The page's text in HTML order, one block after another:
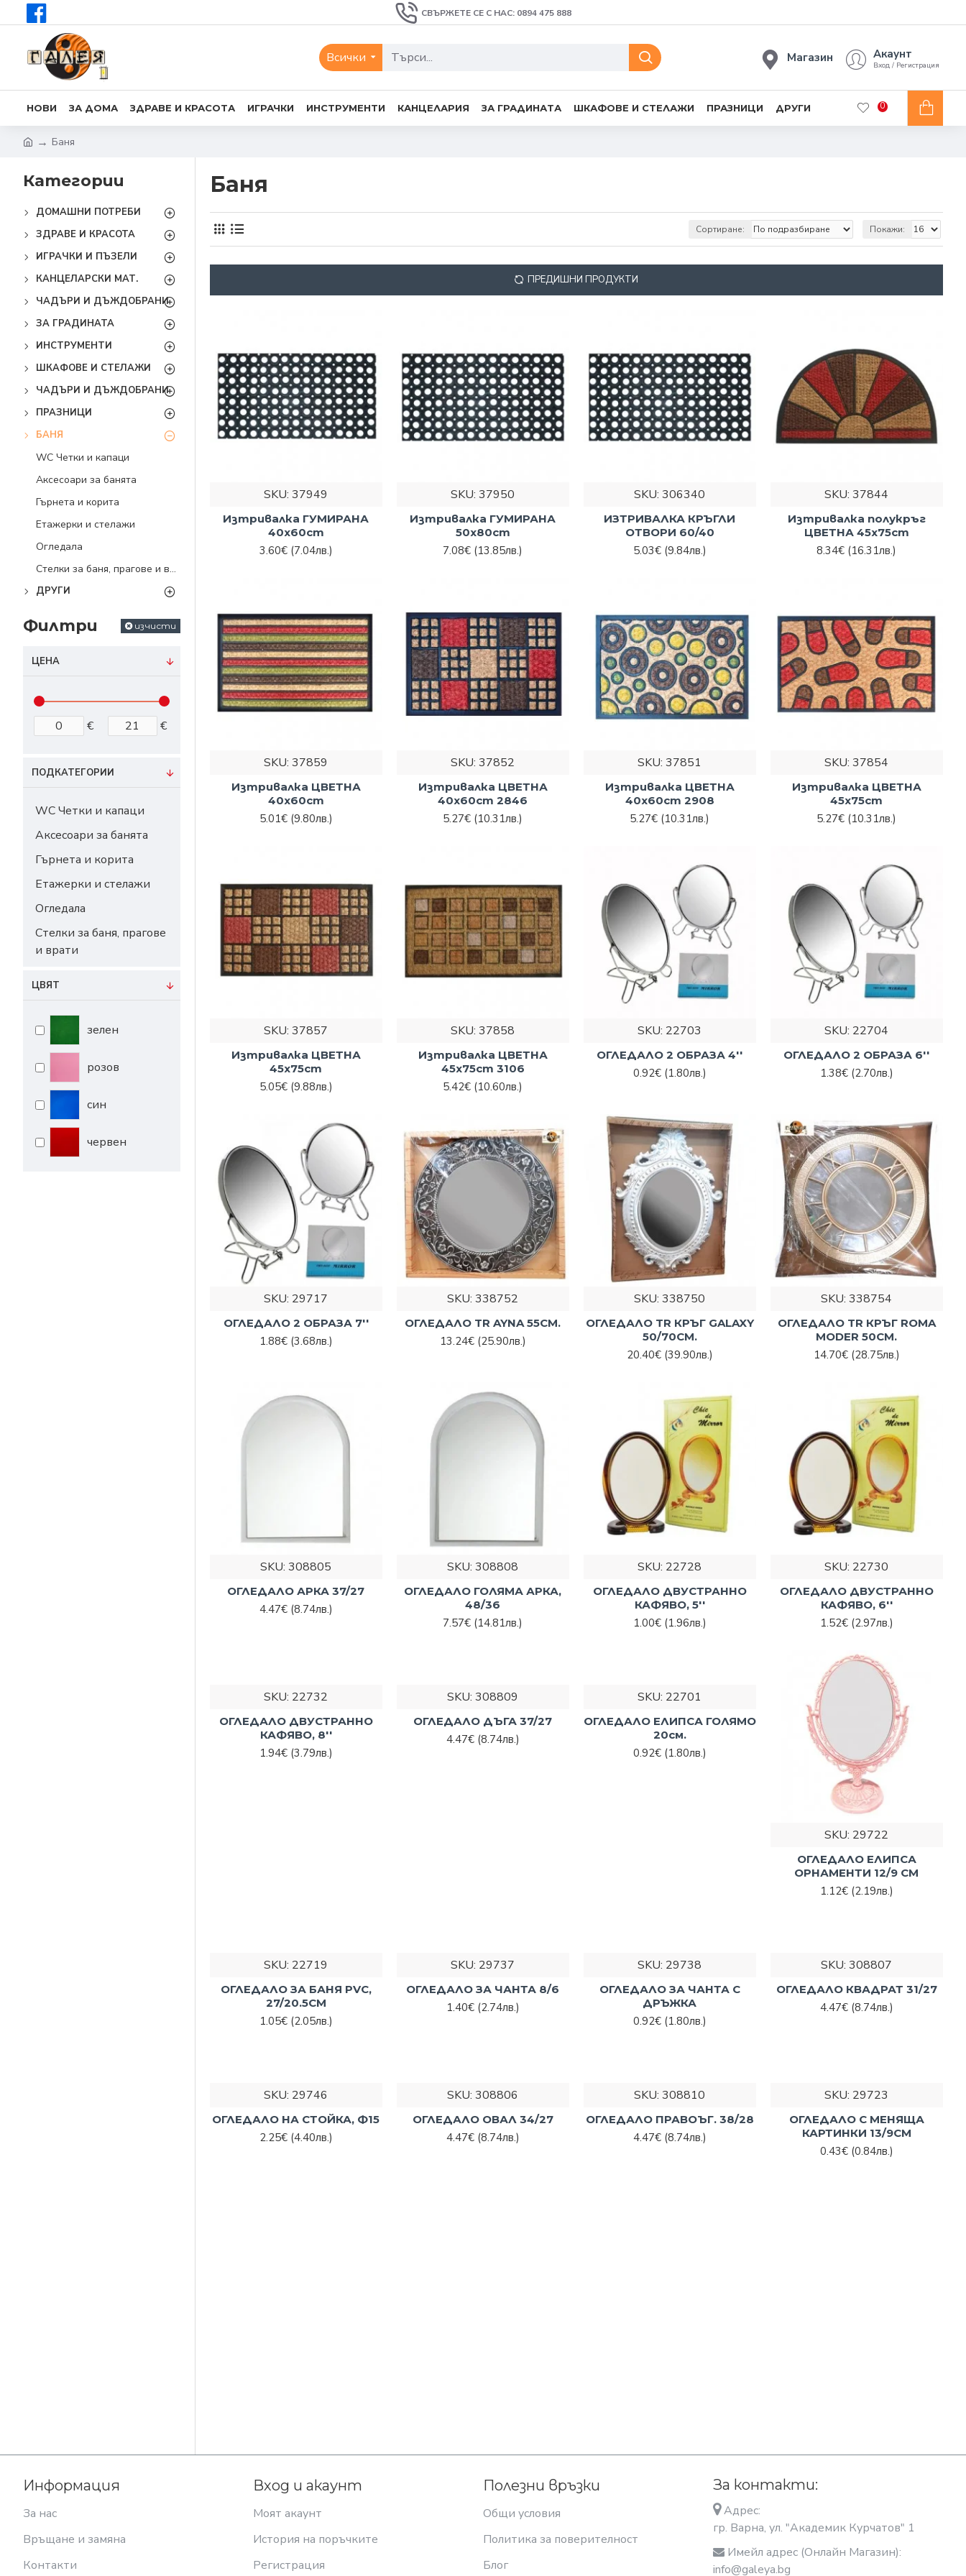
СВЪРЖЕТЕ СЕ С НАС: 0894 475 888
Всички Магазин Акаунт
Вход / Регистрация
НОВИ ЗА ДОМА ЗДРАВЕ И КРАСОТА ИГРАЧКИ ИНСТРУМЕНТИ КАНЦЕЛАРИЯ ЗА ГРАДИНАТА ШКАФОВЕ И СТЕЛАЖИ ПРАЗНИЦИ ДРУГИ 0
Баня
Категории
ДОМАШНИ ПОТРЕБИ
ЗДРАВЕ И КРАСОТА
ИГРАЧКИ И ПЪЗЕЛИ
КАНЦЕЛАРСКИ МАТ.
ЧАДЪРИ И ДЪЖДОБРАНИ
ЗА ГРАДИНАТА
ИНСТРУМЕНТИ
ШКАФОВЕ И СТЕЛАЖИ
ЧАДЪРИ И ДЪЖДОБРАНИ
ПРАЗНИЦИ
БАНЯ
WC Четки и капаци
Аксесоари за банята
Гърнета и корита
Етажерки и стелажи
Огледала
Стелки за баня, прагове и врати
ДРУГИ
Филтри изчисти
ЦЕНА
€ €
ПОДКАТЕГОРИИ
WC Четки и капаци
Аксесоари за банята
Гърнета и корита
Етажерки и стелажи
Огледала
Стелки за баня, прагове
и врати
ЦВЯТ
зелен
розов
син
червен
Баня
Сортиране: Покажи:
ПРЕДИШНИ ПРОДУКТИ
SKU: 37949
Изтривалка ГУМИРАНА
40x60cm
3.60€ (7.04лв.)
SKU: 37950
Изтривалка ГУМИРАНА
50x80cm
7.08€ (13.85лв.)
SKU: 306340
ИЗТРИВАЛКА КРЪГЛИ
ОТВОРИ 60/40
5.03€ (9.84лв.)
SKU: 37844
Изтривалка полукръг
ЦВЕТНА 45x75cm
8.34€ (16.31лв.)
SKU: 37859
Изтривалка ЦВЕТНА
40x60cm
5.01€ (9.80лв.)
SKU: 37852
Изтривалка ЦВЕТНА
40x60cm 2846
5.27€ (10.31лв.)
SKU: 37851
Изтривалка ЦВЕТНА
40x60cm 2908
5.27€ (10.31лв.)
SKU: 37854
Изтривалка ЦВЕТНА
45x75cm
5.27€ (10.31лв.)
SKU: 37857
Изтривалка ЦВЕТНА
45x75cm
5.05€ (9.88лв.)
SKU: 37858
Изтривалка ЦВЕТНА
45x75cm 3106
5.42€ (10.60лв.)
SKU: 22703
ОГЛЕДАЛО 2 ОБРАЗА 4''
0.92€ (1.80лв.)
SKU: 22704
ОГЛЕДАЛО 2 ОБРАЗА 6''
1.38€ (2.70лв.)
SKU: 29717
ОГЛЕДАЛО 2 ОБРАЗА 7''
1.88€ (3.68лв.)
SKU: 338752
ОГЛЕДАЛО TR AYNA 55СМ.
13.24€ (25.90лв.)
SKU: 338750
ОГЛЕДАЛО TR КРЪГ GALAXY
50/70СМ.
20.40€ (39.90лв.)
SKU: 338754
ОГЛЕДАЛО TR КРЪГ ROMA
MODER 50СМ.
14.70€ (28.75лв.)
SKU: 308805
ОГЛЕДАЛО АРКА 37/27
4.47€ (8.74лв.)
SKU: 308808
ОГЛЕДАЛО ГОЛЯМА АРКА,
48/36
7.57€ (14.81лв.)
SKU: 22728
ОГЛЕДАЛО ДВУСТРАННО
КАФЯВО, 5''
1.00€ (1.96лв.)
SKU: 22730
ОГЛЕДАЛО ДВУСТРАННО
КАФЯВО, 6''
1.52€ (2.97лв.)
SKU: 22732
ОГЛЕДАЛО ДВУСТРАННО
КАФЯВО, 8''
1.94€ (3.79лв.)
SKU: 308809
ОГЛЕДАЛО ДЪГА 37/27
4.47€ (8.74лв.)
SKU: 22701
ОГЛЕДАЛО ЕЛИПСА ГОЛЯМО
20см.
0.92€ (1.80лв.)
SKU: 29722
ОГЛЕДАЛО ЕЛИПСА
ОРНАМЕНТИ 12/9 СМ
1.12€ (2.19лв.)
SKU: 22719
ОГЛЕДАЛО ЗА БАНЯ PVC,
27/20.5СМ
1.05€ (2.05лв.)
SKU: 29737
ОГЛЕДАЛО ЗА ЧАНТА 8/6
1.40€ (2.74лв.)
SKU: 29738
ОГЛЕДАЛО ЗА ЧАНТА С
ДРЪЖКА
0.92€ (1.80лв.)
SKU: 308807
ОГЛЕДАЛО КВАДРАТ 31/27
4.47€ (8.74лв.)
SKU: 29746
ОГЛЕДАЛО НА СТОЙКА, Ф15
2.25€ (4.40лв.)
SKU: 308806
ОГЛЕДАЛО ОВАЛ 34/27
4.47€ (8.74лв.)
SKU: 308810
ОГЛЕДАЛО ПРАВОЪГ. 38/28
4.47€ (8.74лв.)
SKU: 29723
ОГЛЕДАЛО С МЕНЯЩА
КАРТИНКИ 13/9СМ
0.43€ (0.84лв.)
Информация
За нас
Връщане и замяна
Контакти
Вход и акаунт
Моят акаунт
История на поръчките
Регистрация
Полезни връзки
Общи условия
Политика за поверителност
Блог
За контакти:
Адрес:
гр. Варна, ул. "Академик Курчатов" 1
Имейл адрес (Онлайн Магазин):
info@galeya.bg